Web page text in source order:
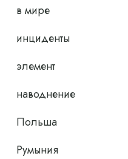
в мире
инциденты
элемент
наводнение
Польша
Румыния